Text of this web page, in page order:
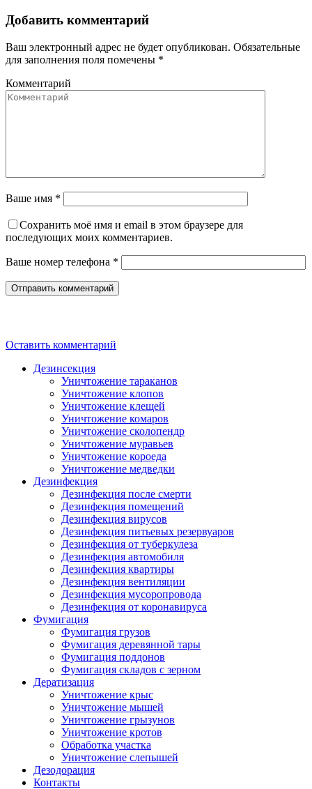
Добавить комментарий
Ваш электронный адрес не будет опубликован. Обязательные
для заполнения поля помечены *
Комментарий
Ваше имя *
Сохранить моё имя и email в этом браузере для
последующих моих комментариев.
Ваше номер телефона *
Оставить комментарий
Дезинсекция
Уничтожение тараканов
Уничтожение клопов
Уничтожение клещей
Уничтожение комаров
Уничтожение сколопендр
Уничтожение муравьев
Уничтожение короеда
Уничтожение медведки
Дезинфекция
Дезинфекция после смерти
Дезинфекция помещений
Дезинфекция вирусов
Дезинфекция питьевых резервуаров
Дезинфекция от туберкулеза
Дезинфекция автомобиля
Дезинфекция квартиры
Дезинфекция вентиляции
Дезинфекция мусоропровода
Дезинфекция от коронавируса
Фумигация
Фумигация грузов
Фумигация деревянной тары
Фумигация поддонов
Фумигация складов с зерном
Дератизация
Уничтожение крыс
Уничтожение мышей
Уничтожение грызунов
Уничтожение кротов
Обработка участка
Уничтожение слепышей
Дезодорация
Контакты